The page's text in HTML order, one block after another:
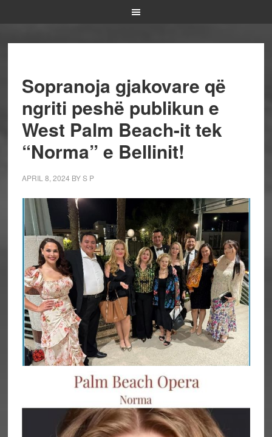
Sopranoja gjakovare që
ngriti peshë publikun e
West Palm Beach-it tek
“Norma” e Bellinit!
APRIL 8, 2024 BYS P